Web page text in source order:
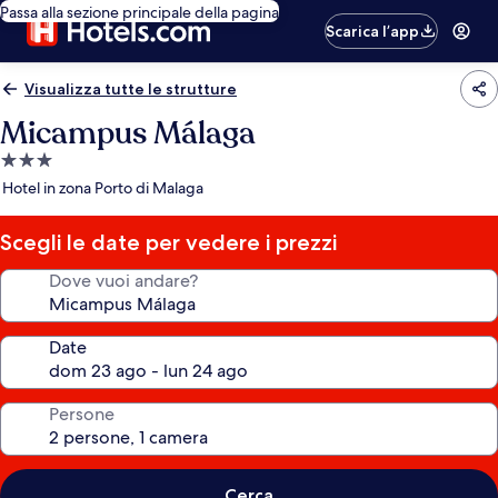
Passa alla sezione principale della pagina
Scarica l’app
Visualizza tutte le strutture
Micampus Málaga
Struttura
a
stelle
Hotel in zona Porto di Malaga
Scegli le date per vedere i prezzi
Dove vuoi andare?
Date
Persone